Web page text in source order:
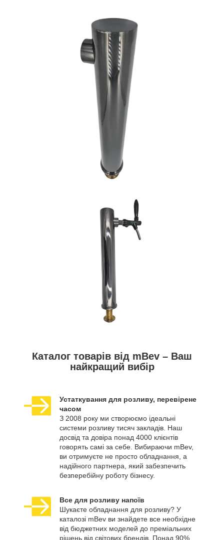
Каталог товарів від mBev – Ваш
найкращий вибір
Устаткування для розливу, перевірене
часом
З 2008 року ми створюємо ідеальні
системи розливу тисяч закладів. Наш
досвід та довіра понад 4000 клієнтів
говорять самі за себе. Вибираючи mBev,
ви отримуєте не просто обладнання, а
надійного партнера, який забезпечить
безперебійну роботу бізнесу.
Все для розливу напоїв
Шукаєте обладнання для розливу? У
каталозі mBev ви знайдете все необхідне
від бюджетних моделей до преміальних
рішень від світових брендів. Понад 90%